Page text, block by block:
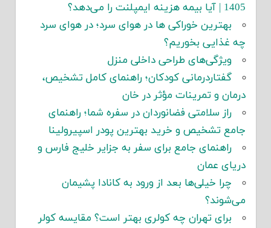
1405 | آیا بیمه هزینه ایمپلنت را می‌دهد؟
بهترین خوراکی ها در هوای سرد؛ در هوای سرد
چه غذایی بخوریم؟
ویژگی‌های طراحی داخلی منزل
گفتاردرمانی کودکان؛ راهنمای کامل تشخیص،
درمان و تمرینات مؤثر در خان
راز سلامتی فضانوردان در سفره شما؛ راهنمای
جامع تشخیص و خرید بهترین پودر اسپیرولینا
راهنمای جامع برای سفر به جزایر خلیج فارس و
دریای عمان
چرا خیلی‌ها بعد از ورود به کانادا پشیمان
می‌شوند؟
برای تهران چه کولری بهتر است؟ مقایسه کولر